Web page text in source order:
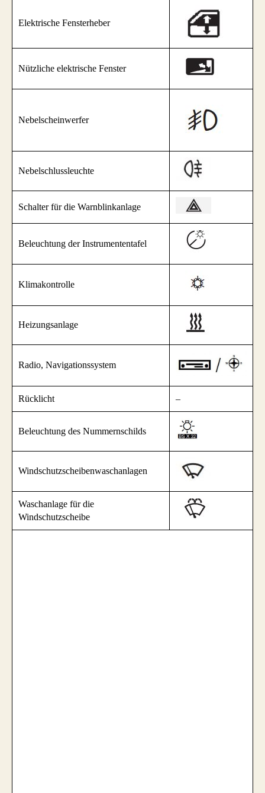
Elektrische Fensterheber
Nützliche elektrische Fenster
Nebelscheinwerfer
Nebelschlussleuchte
Schalter für die Warnblinkanlage
Beleuchtung der Instrumententafel
Klimakontrolle
Heizungsanlage
Radio, Navigationssystem
Rücklicht –
Beleuchtung des Nummernschilds
Windschutzscheibenwaschanlagen
Waschanlage für die
Windschutzscheibe